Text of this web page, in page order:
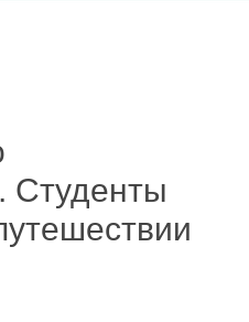
Студенты